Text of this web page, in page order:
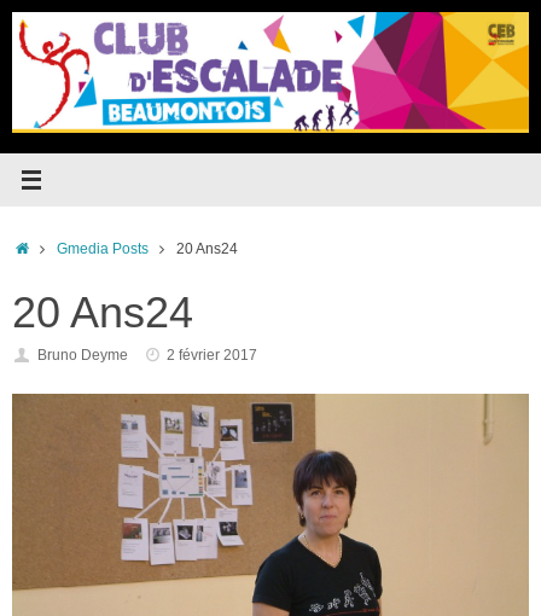
Passer
contenu
Accueil
Gmedia Posts 20 Ans24
20 Ans24
Bruno Deyme 2 février 2017